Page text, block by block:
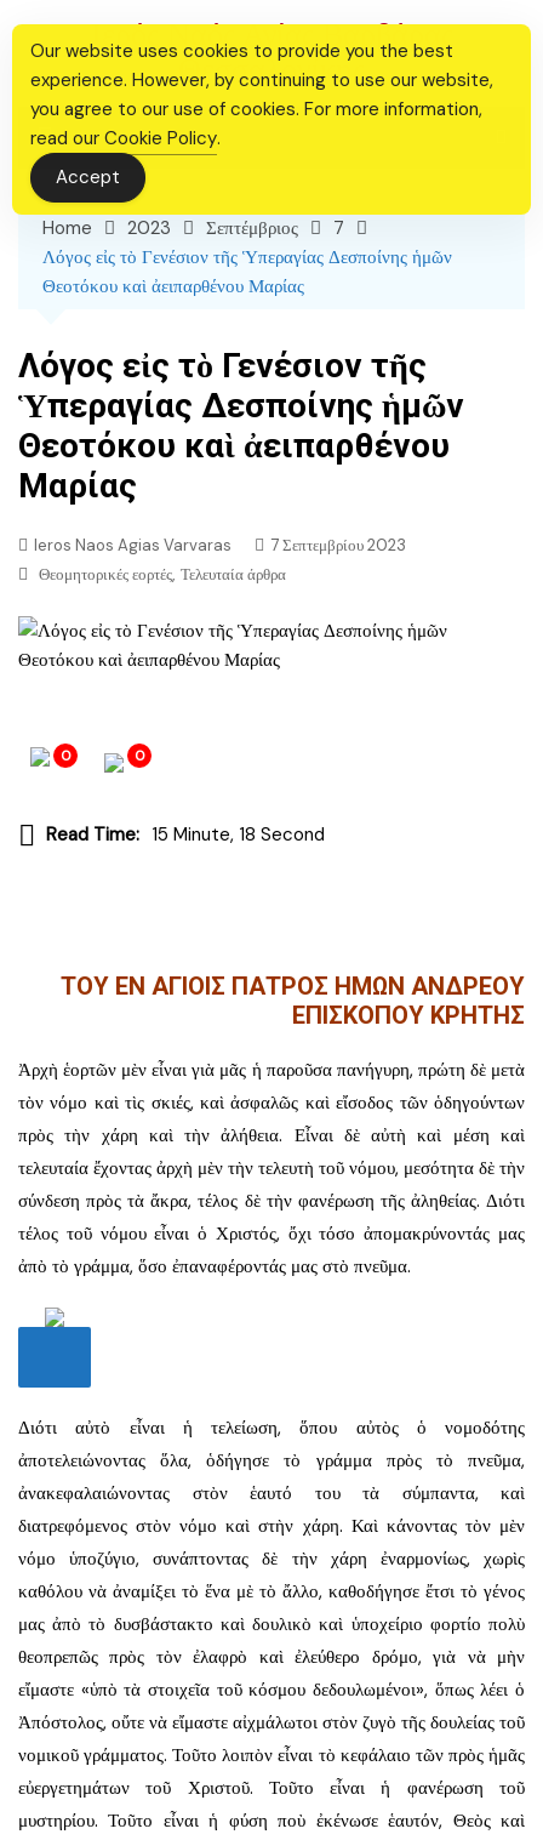
content
Ιερός Ναός Αγίας Βαρβάρας
Θεσσαλονίκης
Home 2023 Σεπτέμβριος
7
Λόγος εἰς τὸ Γενέσιον τῆς Ὑπεραγίας Δεσποίνης ἡμῶν
Θεοτόκου καὶ ἀειπαρθένου Μαρίας
Λόγος εἰς τὸ Γενέσιον τῆς
Ὑπεραγίας Δεσποίνης ἡμῶν
Θεοτόκου καὶ ἀειπαρθένου
Μαρίας
Ieros Naos Agias Varvaras
7 Σεπτεμβρίου 2023
Θεομητορικές εορτές, Τελευταία άρθρα
0 0
Read Time: 15 Minute, 18 Second
ΤΟΥ ΕΝ ΑΓΙΟΙΣ ΠΑΤΡΟΣ ΗΜΩΝ ΑΝΔΡΕΟΥ
ΕΠΙΣΚΟΠΟΥ ΚΡΗΤΗΣ
Ἀρχὴ ἑορτῶν μὲν εἶναι γιὰ μᾶς ἡ παροῦσα πανήγυρη, πρώτη δὲ μετὰ
τὸν νόμο καὶ τὶς σκιές, καὶ ἀσφαλῶς καὶ εἴσοδος τῶν ὁδηγούντων
πρὸς τὴν χάρη καὶ τὴν ἀλήθεια. Εἶναι δὲ αὐτὴ καὶ μέση καὶ
τελευταία ἔχοντας ἀρχὴ μὲν τὴν τελευτὴ τοῦ νόμου, μεσότητα δὲ τὴν
σύνδεση πρὸς τὰ ἄκρα, τέλος δὲ τὴν φανέρωση τῆς ἀληθείας. Διότι
τέλος τοῦ νόμου εἶναι ὁ Χριστός, ὄχι τόσο ἀπομακρύνοντάς μας
ἀπὸ τὸ γράμμα, ὅσο ἐπαναφέροντάς μας στὸ πνεῦμα.
Διότι αὐτὸ εἶναι ἡ τελείωση, ὅπου αὐτὸς ὁ νομοδότης
ἀποτελειώνοντας ὅλα, ὁδήγησε τὸ γράμμα πρὸς τὸ πνεῦμα,
ἀνακεφαλαιώνοντας στὸν ἑαυτό του τὰ σύμπαντα, καὶ
διατρεφόμενος στὸν νόμο καὶ στὴν χάρη. Καὶ κάνοντας τὸν μὲν
νόμο ὑποζύγιο, συνάπτοντας δὲ τὴν χάρη ἐναρμονίως, χωρὶς
καθόλου νὰ ἀναμίξει τὸ ἕνα μὲ τὸ ἄλλο, καθοδήγησε ἔτσι τὸ γένος
μας ἀπὸ τὸ δυσβάστακτο καὶ δουλικὸ καὶ ὑποχείριο φορτίο πολὺ
θεοπρεπῶς πρὸς τὸν ἐλαφρὸ καὶ ἐλεύθερο δρόμο, γιὰ νὰ μὴν
εἴμαστε «ὑπὸ τὰ στοιχεῖα τοῦ κόσμου δεδουλωμένοι», ὅπως λέει ὁ
Ἀπόστολος, οὔτε νὰ εἴμαστε αἰχμάλωτοι στὸν ζυγὸ τῆς δουλείας τοῦ
νομικοῦ γράμματος. Τοῦτο λοιπὸν εἶναι τὸ κεφάλαιο τῶν πρὸς ἡμᾶς
εὐεργετημάτων τοῦ Χριστοῦ. Τοῦτο εἶναι ἡ φανέρωση τοῦ
μυστηρίου. Τοῦτο εἶναι ἡ φύση ποὺ ἐκένωσε ἑαυτόν, Θεὸς καὶ
Our website uses cookies to provide you the best
experience. However, by continuing to use our website,
you agree to our use of cookies. For more information,
read our Cookie Policy.
Accept